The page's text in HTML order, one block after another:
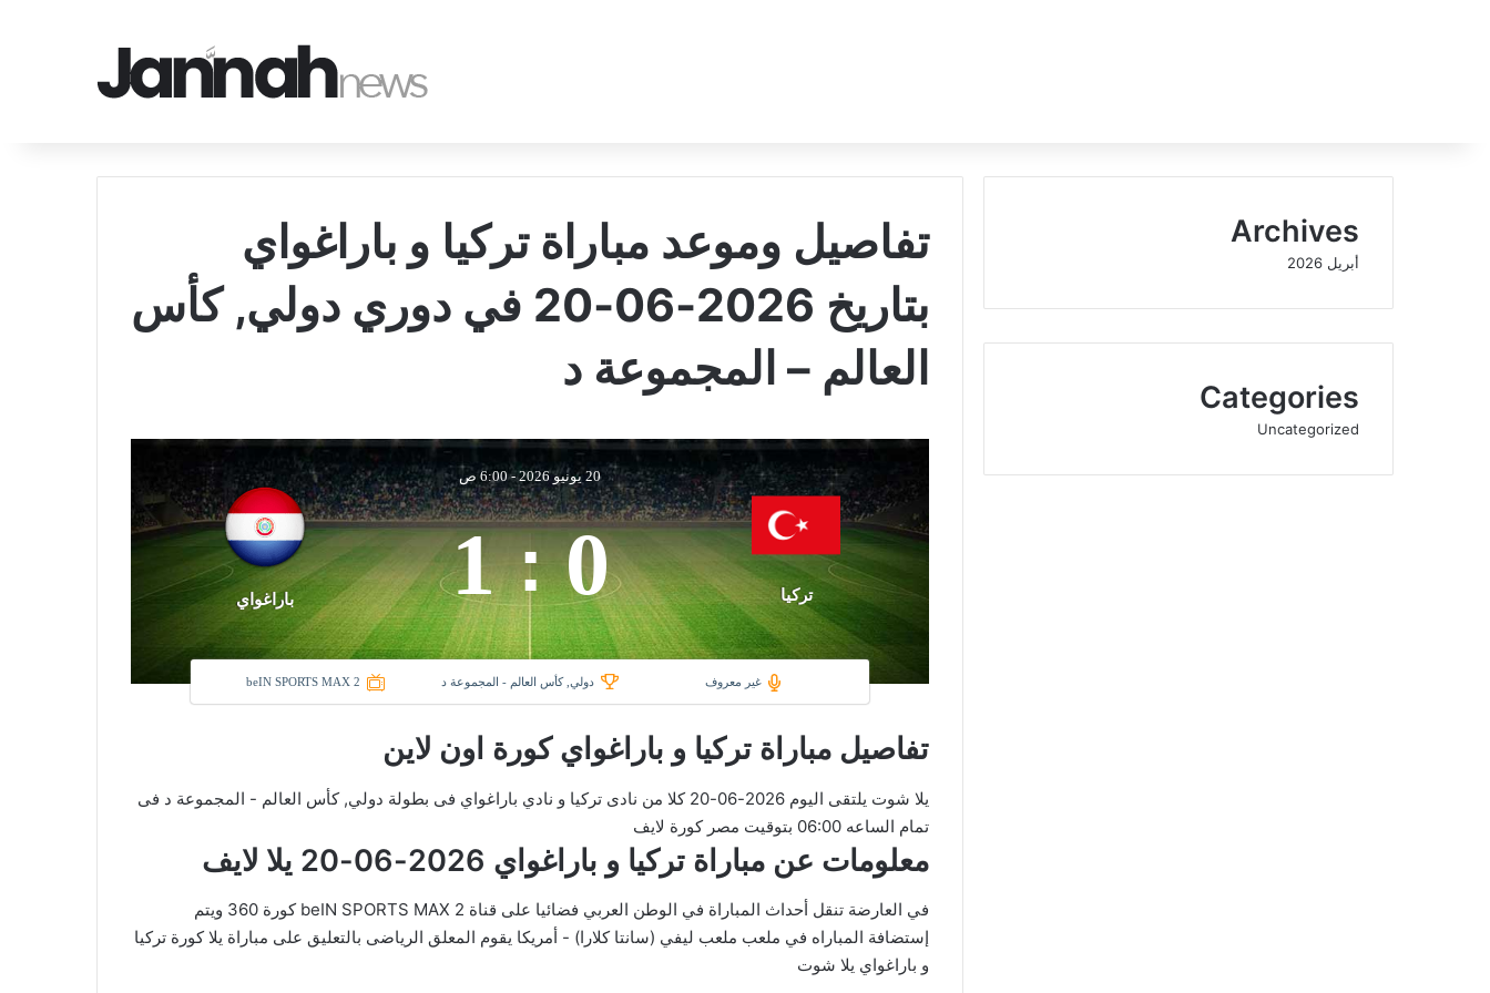
تفاصيل وموعد مباراة تركيا و باراغواي
بتاريخ 2026-06-20 في دوري دولي, كأس
العالم – المجموعة د
تركيا
20 يونيو 2026 -6:00 ص
0
:
1 باراغواي
غير معروف دولي, كأس العالم - المجموعة د beIN SPORTS MAX 2
تفاصيل مباراة تركيا و باراغواي كورة اون لاين
يلا شوت يلتقى اليوم 2026-06-20 كلا من نادى تركيا و نادي باراغواي فى بطولة دولي, كأس العالم - المجموعة د فى
تمام الساعه 06:00 بتوقيت مصر كورة لايف
معلومات عن مباراة تركيا و باراغواي 2026-06-20 يلا لايف
في العارضة تنقل أحداث المباراة في الوطن العربي فضائيا على قناة beIN SPORTS MAX 2 كورة 360 ويتم
إستضافة المباراه في ملعب ملعب ليفي (سانتا كلارا) - أمريكا يقوم المعلق الرياضى بالتعليق على مباراة يلا كورة تركيا
و باراغواي يلا شوت
Archives
أبريل 2026
Categories
Uncategorized